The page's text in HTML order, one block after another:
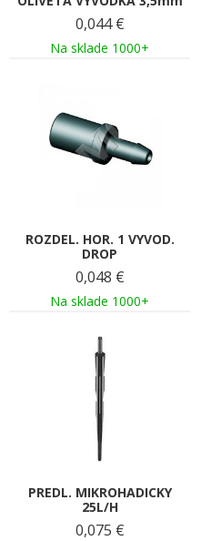
0,044 €
Na sklade 1000+
ROZDEL. HOR. 1 VYVOD.
DROP
0,048 €
Na sklade 1000+
PREDL. MIKROHADICKY
25L/H
0,075 €